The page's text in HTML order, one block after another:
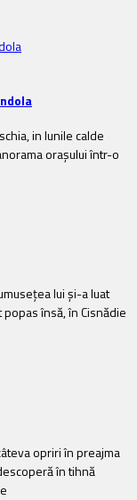
in lunile calde
oraşului într-o
lui şi-a luat
însă, în Cisnădie
opriri în preajma
în tihnă